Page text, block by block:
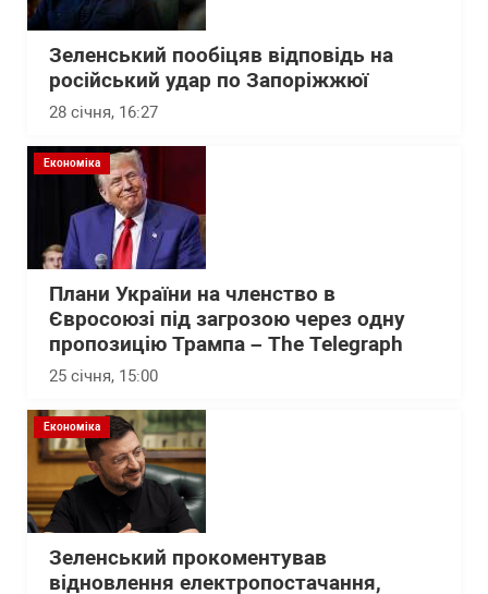
Зеленський пообіцяв відповідь на
російський удар по Запоріжжюї
28 січня, 16:27
Економіка
Плани України на членство в
Євросоюзі під загрозою через одну
пропозицію Трампа – The Telegraph
25 січня, 15:00
Економіка
Зеленський прокоментував
відновлення електропостачання,